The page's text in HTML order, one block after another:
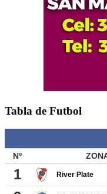
Tabla de Futbol